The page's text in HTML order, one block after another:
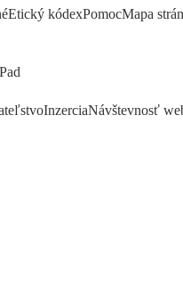
Etický kódexPomocMapa
InzerciaNávštevnosť